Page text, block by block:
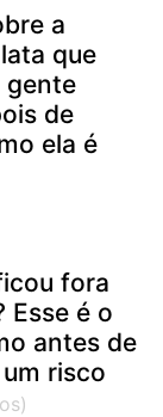
a
que
gente
de
ela é
fora
Esse é o
antes de
risco